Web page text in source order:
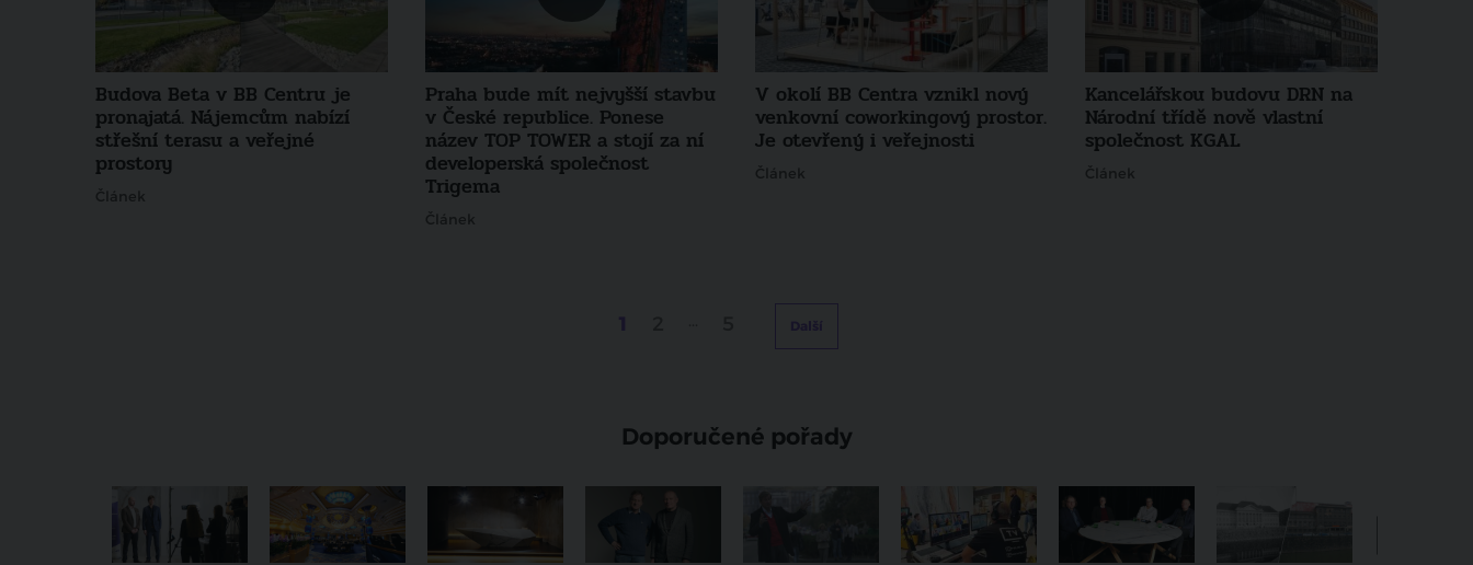
Budova Beta v BB Centru je
pronajatá. Nájemcům nabízí
střešní terasu a veřejné
prostory
Článek
Praha bude mít nejvyšší stavbu
v České republice. Ponese
název TOP TOWER a stojí za ní
developerská společnost
Trigema
Článek
V okolí BB Centra vznikl nový
venkovní coworkingový prostor.
Je otevřený i veřejnosti
Článek
Kancelářskou budovu DRN na
Národní třídě nově vlastní
společnost KGAL
Článek
Doporučené pořady